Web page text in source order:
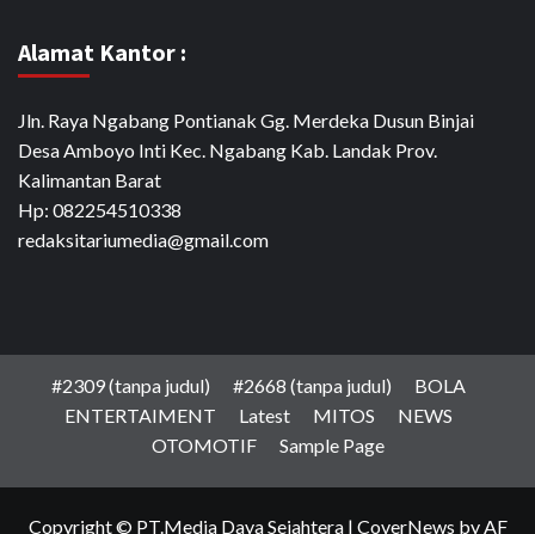
Alamat Kantor :
Jln. Raya Ngabang Pontianak Gg. Merdeka Dusun Binjai
Desa Amboyo Inti Kec. Ngabang Kab. Landak Prov.
Kalimantan Barat
Hp: 082254510338
redaksitariumedia@gmail.com
#2309 (tanpa judul) #2668 (tanpa judul)
BOLA
ENTERTAIMENT
Latest MITOS
NEWS
OTOMOTIF
Sample Page
Copyright © PT.Media Daya Sejahtera | CoverNews by AF